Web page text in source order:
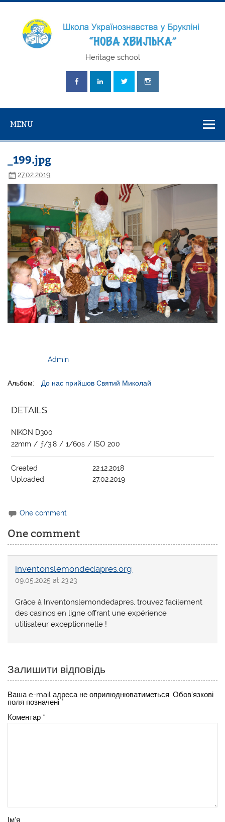
Skip
"Нова
Heritage school
MENU
_199.jpg
27.02.2019
Admin
Альбом: До нас прийшов Святий Миколай
DETAILS
NIKON D300
22mm / ƒ/3.8 / 1/60s / ISO 200
Created
22.12.2018
Uploaded
27.02.2019
One comment
One comment
inventonslemondedapres.org
09.05.2025 at 23:23
Grâce à Inventonslemondedapres, trouvez facilement
des casinos en ligne offrant une expérience
utilisateur exceptionnelle !
Залишити відповідь
Ваша e-mail адреса не оприлюднюватиметься. Обов’язкові
поля позначені *
Коментар *
Ім'я